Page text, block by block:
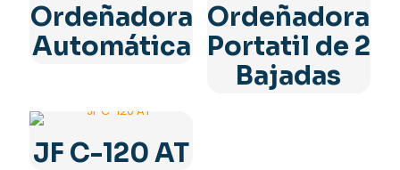
Ordeñadora
Automática
Ordeñadora
Portatil de 2
Bajadas
JF C-120 AT